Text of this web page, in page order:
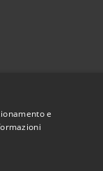
e